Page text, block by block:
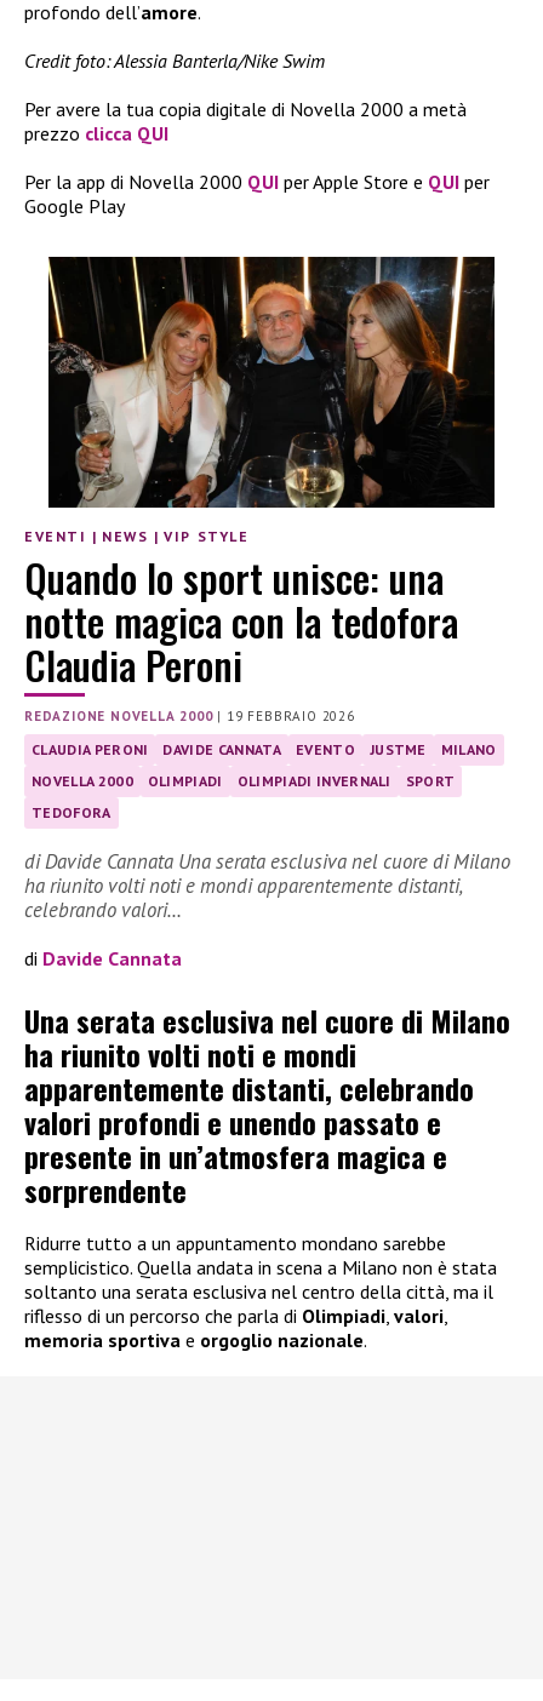
profondo dell’amore.
Credit foto: Alessia Banterla/Nike Swim
Per avere la tua copia digitale di Novella 2000 a metà
prezzo clicca QUI
Per la app di Novella 2000 QUI per Apple Store e QUI per
Google Play
EVENTI | NEWS |VIP STYLE
Quando lo sport unisce: una
notte magica con la tedofora
Claudia Peroni
REDAZIONE NOVELLA 2000| 19 FEBBRAIO 2026
CLAUDIA PERONI DAVIDE CANNATA EVENTO JUSTME
MILANO
NOVELLA 2000
OLIMPIADI OLIMPIADI INVERNALI
SPORT
TEDOFORA
di Davide Cannata Una serata esclusiva nel cuore di Milano
ha riunito volti noti e mondi apparentemente distanti,
celebrando valori…
di Davide Cannata
Una serata esclusiva nel cuore di Milano
ha riunito volti noti e mondi
apparentemente distanti, celebrando
valori profondi e unendo passato e
presente in un’atmosfera magica e
sorprendente
Ridurre tutto a un appuntamento mondano sarebbe
semplicistico. Quella andata in scena a Milano non è stata
soltanto una serata esclusiva nel centro della città, ma il
riflesso di un percorso che parla di Olimpiadi valori
memoria sportiva e orgoglio nazionale.